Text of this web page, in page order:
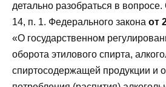
детально разобраться в
14, п. 1. Федерального закона от
«О государственном
оборота этилового спирта,
спиртосодержащей продукции и